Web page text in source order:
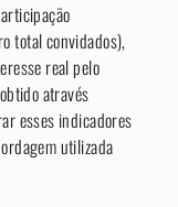
total convidados),
real pelo
através
esses indicadores
utilizada